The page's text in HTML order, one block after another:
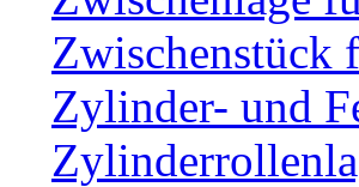
Zwischenstück
Zylinder- und